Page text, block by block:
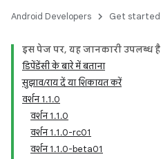
Android Developers Get started
इस पेज पर, यह जानकारी उपलब्ध है
डिपेंडेंसी के बारे में बताना
सुझाव/राय दें या शिकायत करें
वर्शन 1.1.0
वर्शन 1.1.0
वर्शन 1.1.0-rc01
वर्शन 1.1.0-beta01